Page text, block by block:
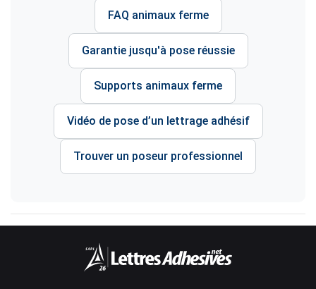
FAQ animaux ferme
Garantie jusqu'à pose réussie
Supports animaux ferme
Vidéo de pose d’un lettrage adhésif
Trouver un poseur professionnel